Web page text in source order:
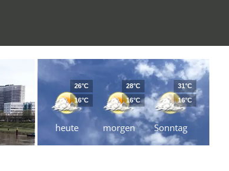
heute
26°C
16°C
morgen
28°C
16°C
Sonntag
31°C
16°C